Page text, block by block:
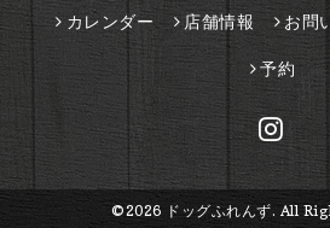
カレンダー 店舗情報 お問
予約
©2026 ドッグふれんず. All